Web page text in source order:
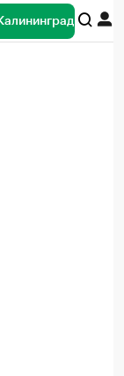
Калининград